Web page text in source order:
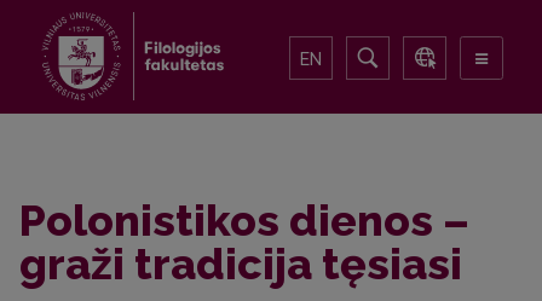
EN
Polonistikos dienos –
graži tradicija tęsiasi